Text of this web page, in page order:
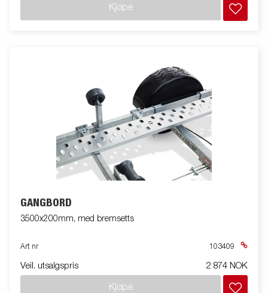
Kjøpe
GANGBORD
3500x200mm, med bremsetts
Art nr 103409
Veil. utsalgspris 2 874 NOK
Kjøpe